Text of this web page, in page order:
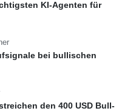
KI-Agenten für
bei bullischen
den 400 USD Bull-